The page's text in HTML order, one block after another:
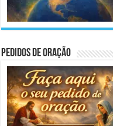
Pedidos de Oração